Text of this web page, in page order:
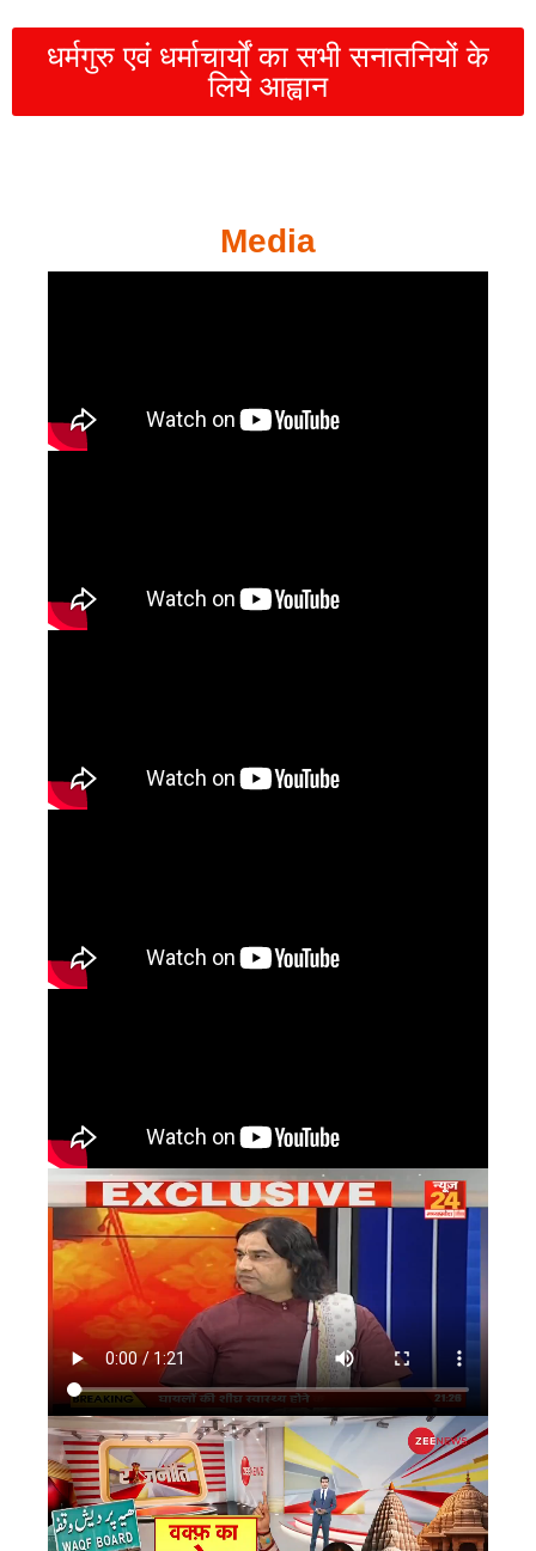
धर्मगुरु एवं धर्माचार्यों का सभी सनातनियों के
लिये आह्वान
Media